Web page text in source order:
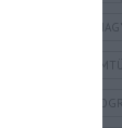
MTÜ